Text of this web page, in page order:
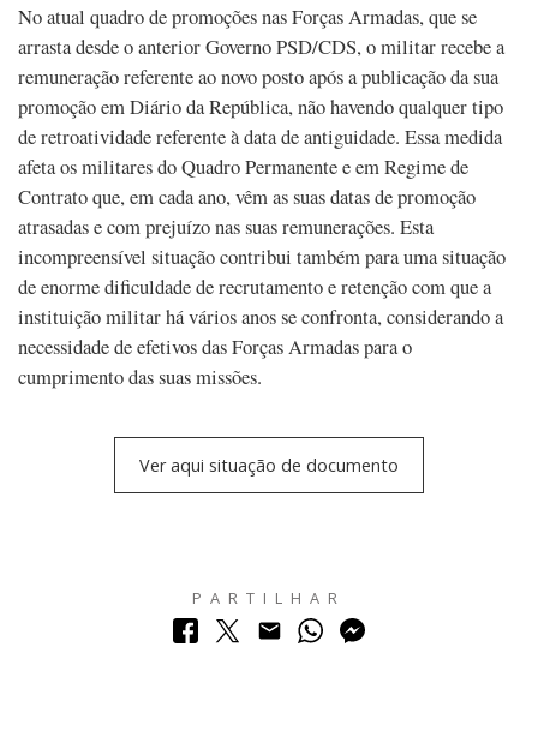
No atual quadro de promoções nas Forças Armadas, que se
arrasta desde o anterior Governo PSD/CDS, o militar recebe a
remuneração referente ao novo posto após a publicação da sua
promoção em Diário da República, não havendo qualquer tipo
de retroatividade referente à data de antiguidade. Essa medida
afeta os militares do Quadro Permanente e em Regime de
Contrato que, em cada ano, vêm as suas datas de promoção
atrasadas e com prejuízo nas suas remunerações. Esta
incompreensível situação contribui também para uma situação
de enorme dificuldade de recrutamento e retenção com que a
instituição militar há vários anos se confronta, considerando a
necessidade de efetivos das Forças Armadas para o
cumprimento das suas missões.
Ver aqui situação de documento
PARTILHAR